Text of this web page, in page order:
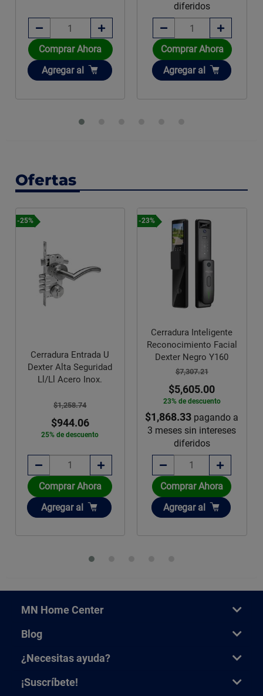
Comprar Ahora
Añadir
Agregar al
diferidos
Comprar Ahora
Añadir
Agregar al
Ofertas
-25%
Cerradura Entrada U
Dexter Alta Seguridad
Ll/Ll Acero Inox.
$1,258.74
$944.06
25% de descuento
Comprar Ahora
Añadir
Agregar al
-23%
Cerradura Inteligente
Reconocimiento Facial
Dexter Negro Y160
$7,307.21
$5,605.00
23% de descuento
$1,868.33 pagando a
3 meses sin intereses
diferidos
Comprar Ahora
Añadir
Agregar al
MN Home Center
Blog
¿Necesitas ayuda?
¡Suscríbete!